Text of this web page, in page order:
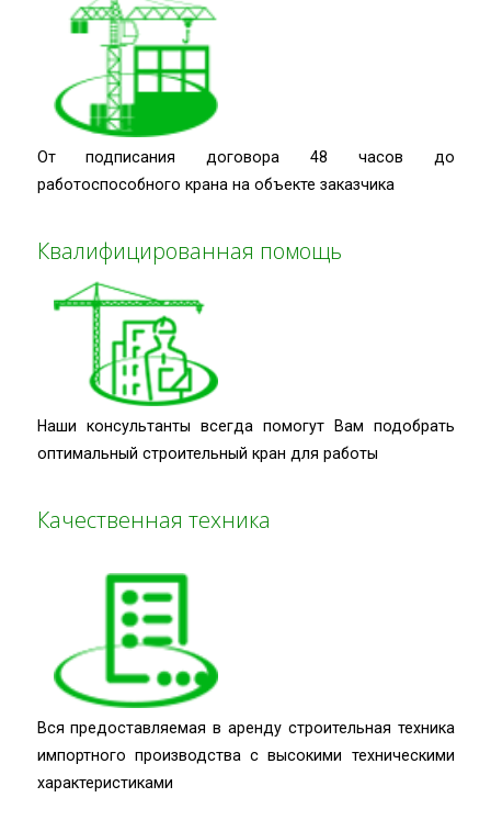
От подписания договора 48 часов до
работоспособного крана на объекте заказчика
Квалифицированная помощь
Наши консультанты всегда помогут Вам подобрать
оптимальный строительный кран для работы
Качественная техника
Вся предоставляемая в аренду строительная техника
импортного производства с высокими техническими
характеристиками